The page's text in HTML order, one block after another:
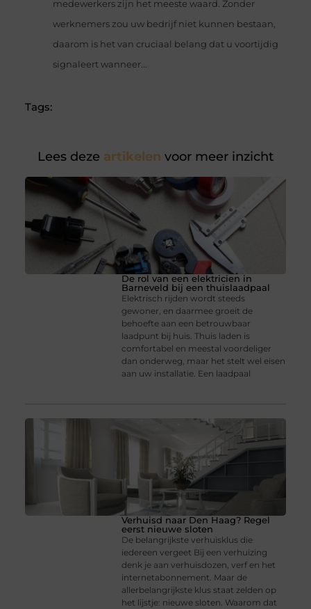
medewerkers zijn het meeste waard. Zonder
werknemers zou uw bedrijf niet kunnen bestaan,
daarom is het van cruciaal belang dat u voortijdig
signaleert wanneer...
Tags:
Lees deze artikelen voor meer inzicht
De rol van een elektricien in
Barneveld bij een thuislaadpaal
Elektrisch rijden wordt steeds
gewoner, en daarmee groeit de
behoefte aan een betrouwbaar
laadpunt bij huis. Thuis laden is
comfortabel en meestal voordeliger
dan onderweg, maar het stelt wel eisen
aan uw installatie. Een laadpaal
Verhuisd naar Den Haag? Regel
eerst nieuwe sloten
De belangrijkste verhuisklus die
iedereen vergeet Bij een verhuizing
denk je aan verhuisdozen, verf en het
internetabonnement. Maar de
allerbelangrijkste klus staat zelden op
het lijstje: nieuwe sloten. Waarom dat